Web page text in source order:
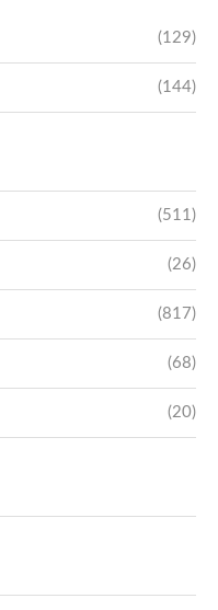
(129)
(144)
(511)
(26)
(817)
(68)
(20)